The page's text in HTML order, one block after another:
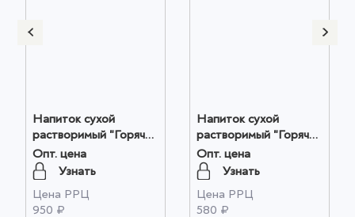
Напиток сухой
растворимый "Горячий
шоколад Корица-
Апельсин" Мадео
0,500кг оптом
Опт. цена
Узнать
Цена РРЦ
950 ₽
Напиток сухой
растворимый "Горячий
шоколад Корица-
Апельсин" Мадео
10шт*0,025кг оптом
Опт. цена
Узнать
Цена РРЦ
580 ₽